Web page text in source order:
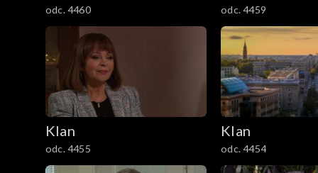
1101–1200
1001–1100
901–1000
801–900
odc. 4460 odc. 4459
Klan
odc. 4455
Klan
odc. 4454